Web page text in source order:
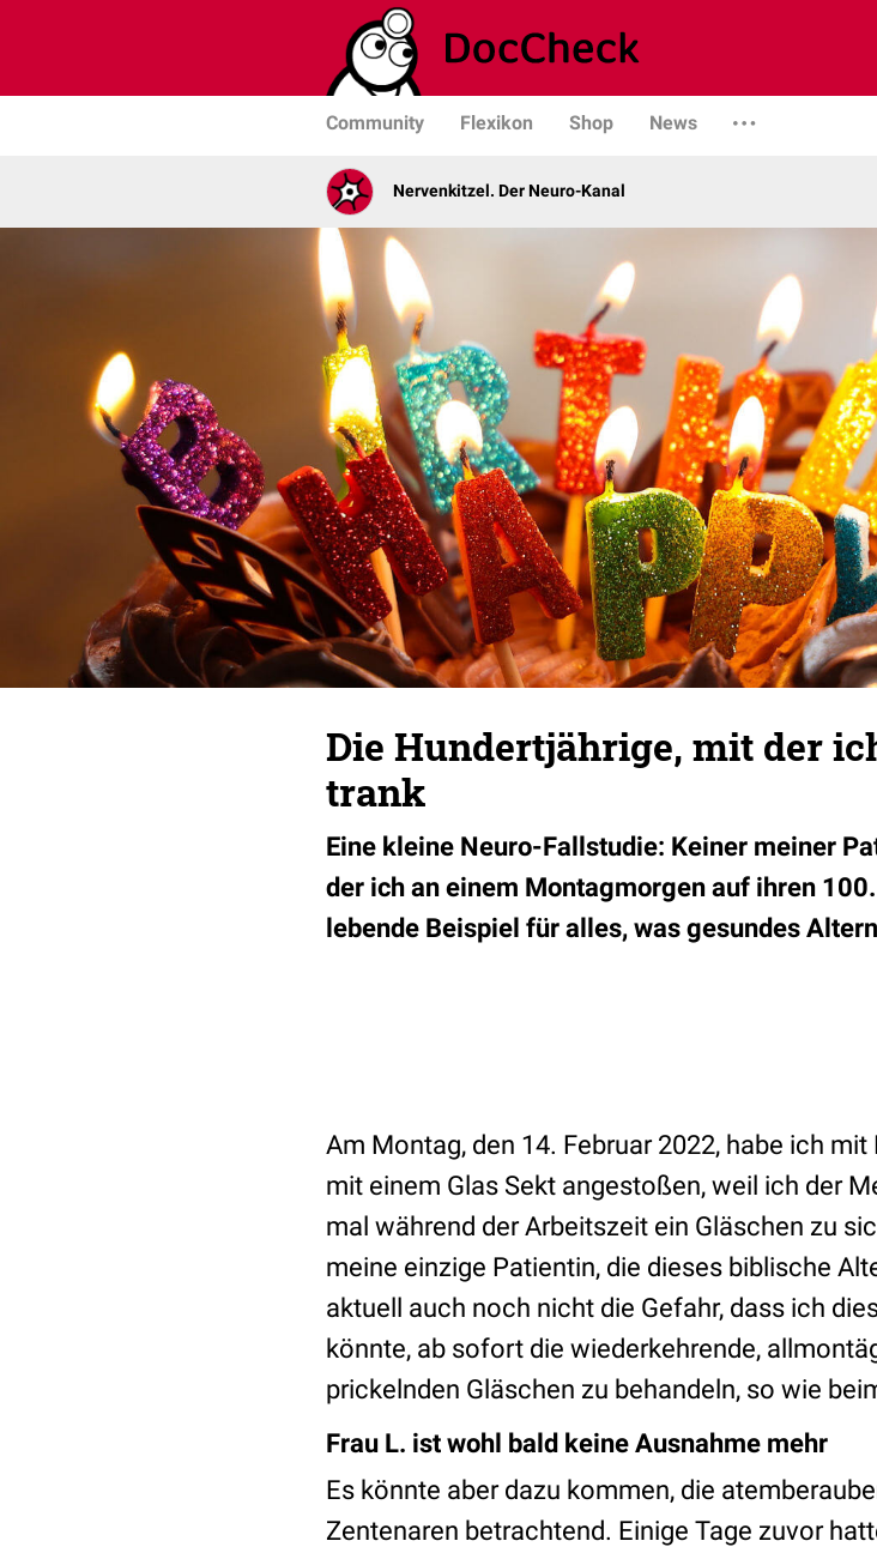
Community Flexikon Shop News
Nervenkitzel. Der Neuro-Kanal
Die Hundertjährige, mit der
trank
Eine kleine Neuro-Fallstudie: Keiner meiner
der ich an einem Montagmorgen auf ihren
lebende Beispiel für alles, was gesundes
Am Montag, den 14. Februar 2022, habe ich
mit einem Glas Sekt angestoßen, weil ich der
mal während der Arbeitszeit ein Gläschen zu
meine einzige Patientin, die dieses biblische
aktuell auch noch nicht die Gefahr, dass ich
könnte, ab sofort die wiederkehrende,
prickelnden Gläschen zu behandeln, so wie
Frau L. ist wohl bald keine Ausnahme mehr
Es könnte aber dazu kommen, die
Zentenaren betrachtend. Einige Tage zuvor